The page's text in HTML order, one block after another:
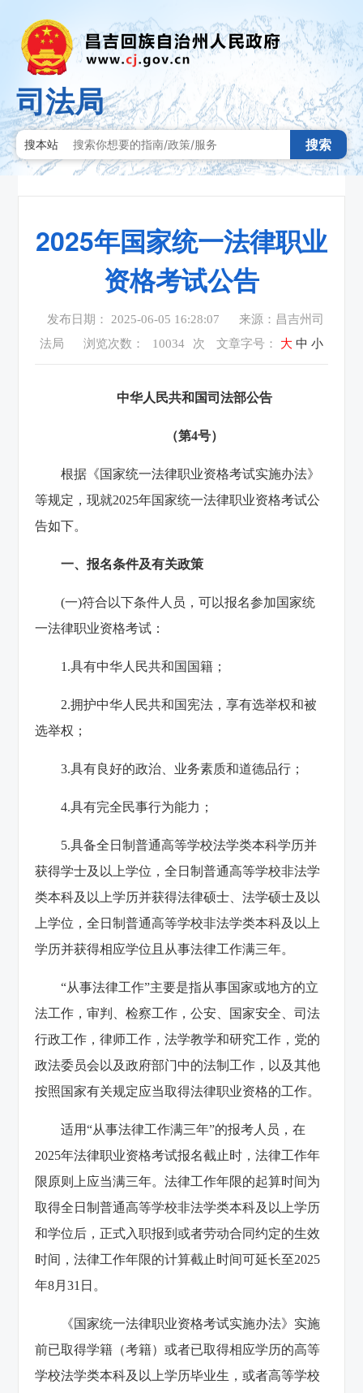
司法局
搜本站 搜索
2025年国家统一法律职业
资格考试公告
发布日期： 2025-06-05 16:28:07
来源：昌吉州司
法局
浏览次数： 10034 次 文章字号： 大 中 小
中华人民共和国司法部公告
（第4号）
根据《国家统一法律职业资格考试实施办法》
等规定，现就2025年国家统一法律职业资格考试公
告如下。
一、报名条件及有关政策
(一)符合以下条件人员，可以报名参加国家统
一法律职业资格考试：
1.具有中华人民共和国国籍；
2.拥护中华人民共和国宪法，享有选举权和被
选举权；
3.具有良好的政治、业务素质和道德品行；
4.具有完全民事行为能力；
5.具备全日制普通高等学校法学类本科学历并
获得学士及以上学位，全日制普通高等学校非法学
类本科及以上学历并获得法律硕士、法学硕士及以
上学位，全日制普通高等学校非法学类本科及以上
学历并获得相应学位且从事法律工作满三年。
“从事法律工作”主要是指从事国家或地方的立
法工作，审判、检察工作，公安、国家安全、司法
行政工作，律师工作，法学教学和研究工作，党的
政法委员会以及政府部门中的法制工作，以及其他
按照国家有关规定应当取得法律职业资格的工作。
适用“从事法律工作满三年”的报考人员，在
2025年法律职业资格考试报名截止时，法律工作年
限原则上应当满三年。法律工作年限的起算时间为
取得全日制普通高等学校非法学类本科及以上学历
和学位后，正式入职报到或者劳动合同约定的生效
时间，法律工作年限的计算截止时间可延长至2025
年8月31日。
《国家统一法律职业资格考试实施办法》实施
前已取得学籍（考籍）或者已取得相应学历的高等
学校法学类本科及以上学历毕业生，或者高等学校